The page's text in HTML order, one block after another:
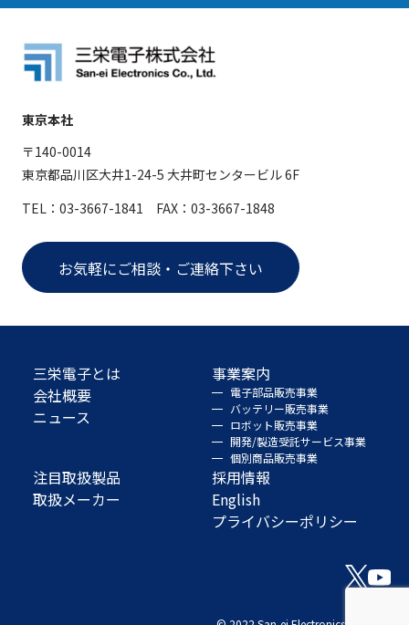
東京本社
〒140-0014
東京都品川区大井1-24-5 大井町センタービル 6F
TEL：03-3667-1841 FAX：03-3667-1848
お気軽にご相談・ご連絡下さい
三栄電子とは
会社概要
ニュース
事業案内
電子部品販売事業
バッテリー販売事業
ロボット販売事業
開発/製造受託サービス事業
個別商品販売事業
注目取扱製品
取扱メーカー
採用情報
English
プライバシーポリシー